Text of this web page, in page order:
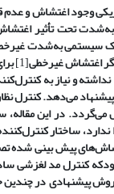
وجود اغتشاش و عدم
تحت تأثیر
سیستمی به‌شدت
اغتشاش غیرخطی[1]
نداشته و نیاز به
می‌دهد.
در این مقاله،
ساختار
پیش بینی شده
کنترل مد لغزشی
پیشنهادی در چندین